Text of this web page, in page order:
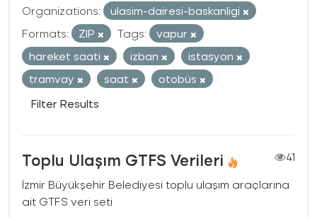
Organizations:
ulasim-dairesi-baskanligi
Formats:
ZIP Tags:
vapur
hareket saati
izban
istasyon
tramvay
saat
otobüs
Filter Results
Toplu Ulaşım GTFS Verileri
41
İzmir Büyükşehir Belediyesi toplu ulaşım araçlarına
ait GTFS veri seti